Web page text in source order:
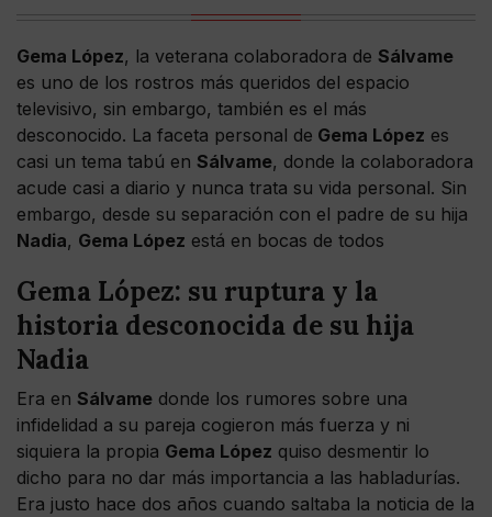
Gema López, la veterana colaboradora de Sálvame
es uno de los rostros más queridos del espacio
televisivo, sin embargo, también es el más
desconocido. La faceta personal de Gema López es
casi un tema tabú en Sálvame, donde la colaboradora
acude casi a diario y nunca trata su vida personal. Sin
embargo, desde su separación con el padre de su hija
Nadia, Gema López está en bocas de todos
Gema López: su ruptura y la
historia desconocida de su hija
Nadia
Era en Sálvame donde los rumores sobre una
infidelidad a su pareja cogieron más fuerza y ni
siquiera la propia Gema López quiso desmentir lo
dicho para no dar más importancia a las habladurías.
Era justo hace dos años cuando saltaba la noticia de la